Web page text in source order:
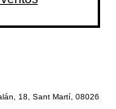
18, Sant Martí, 08026